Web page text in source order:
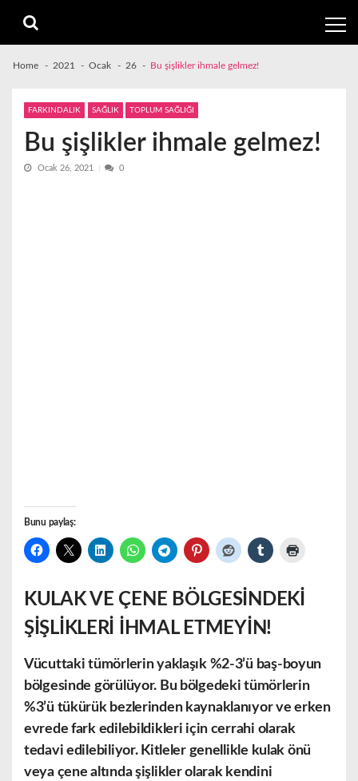
navigation
content
Home 2021 Ocak 26 Bu şişlikler ihmale gelmez!
FARKINDALIK SAĞLIK TOPLUM SAĞLIĞI
Bu şişlikler ihmale gelmez!
Ocak 26, 2021 0
Bunu paylaş:
KULAK VE ÇENE BÖLGESİNDEKİ
ŞİŞLİKLERİ İHMAL ETMEYİN!
Vücuttaki tümörlerin yaklaşık %2-3’ü baş-boyun
bölgesinde görülüyor. Bu bölgedeki tümörlerin
%3’ü tükürük bezlerinden kaynaklanıyor ve erken
evrede fark edilebildikleri için cerrahi olarak
tedavi edilebiliyor. Kitleler genellikle kulak önü
veya çene altında şişlikler olarak kendini